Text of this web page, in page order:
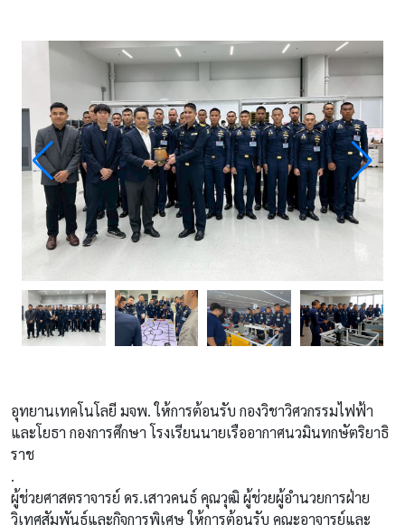
อุทยานเทคโนโลยี มจพ. ให้การต้อนรับ กองวิชาวิศวกรรมไฟฟ้า
และโยธา กองการศึกษา โรงเรียนนายเรืออากาศนวมินทกษัตริยาธิ
ราช
.
ผู้ช่วยศาสตราจารย์ ดร.เสาวคนธ์ คุณวุฒิ ผู้ช่วยผู้อำนวยการฝ่าย
วิเทศสัมพันธ์และกิจการพิเศษ ให้การต้อนรับ คณะอาจารย์และ